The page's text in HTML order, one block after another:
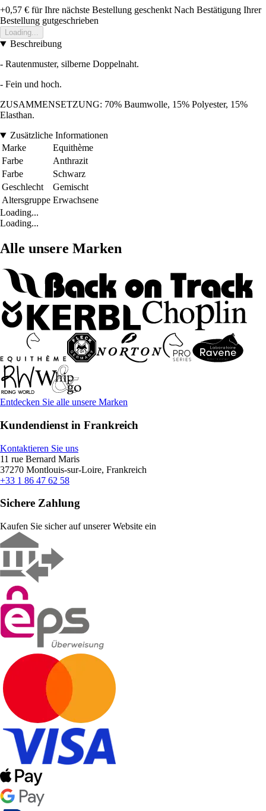
+0,57 € für Ihre nächste Bestellung geschenkt Nach Bestätigung Ihrer
Bestellung gutgeschrieben
Loading...
Beschreibung
- Rautenmuster, silberne Doppelnaht.
- Fein und hoch.
ZUSAMMENSETZUNG: 70% Baumwolle, 15% Polyester, 15%
Elasthan.
Zusätzliche Informationen
Marke
Equithème
Farbe
Anthrazit
Farbe
Schwarz
Geschlecht
Gemischt
Altersgruppe Erwachsene
Loading...
Loading...
Alle unsere Marken
Entdecken Sie alle unsere Marken
Kundendienst in Frankreich
Kontaktieren Sie uns
11 rue Bernard Maris
37270 Montlouis-sur-Loire, Frankreich
+33 1 86 47 62 58
Sichere Zahlung
Kaufen Sie sicher auf unserer Website ein